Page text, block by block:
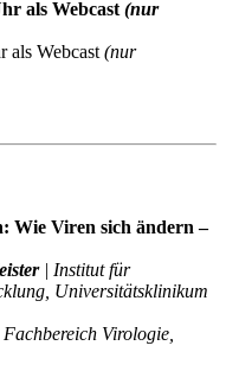
als Webcast (nur
als Webcast (nur
Wie Viren sich ändern –
| Institut für
Universitätsklinikum
| Fachbereich Virologie,